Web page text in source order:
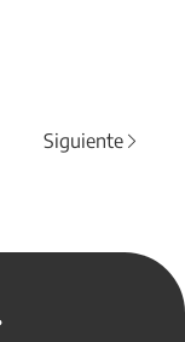
Siguiente